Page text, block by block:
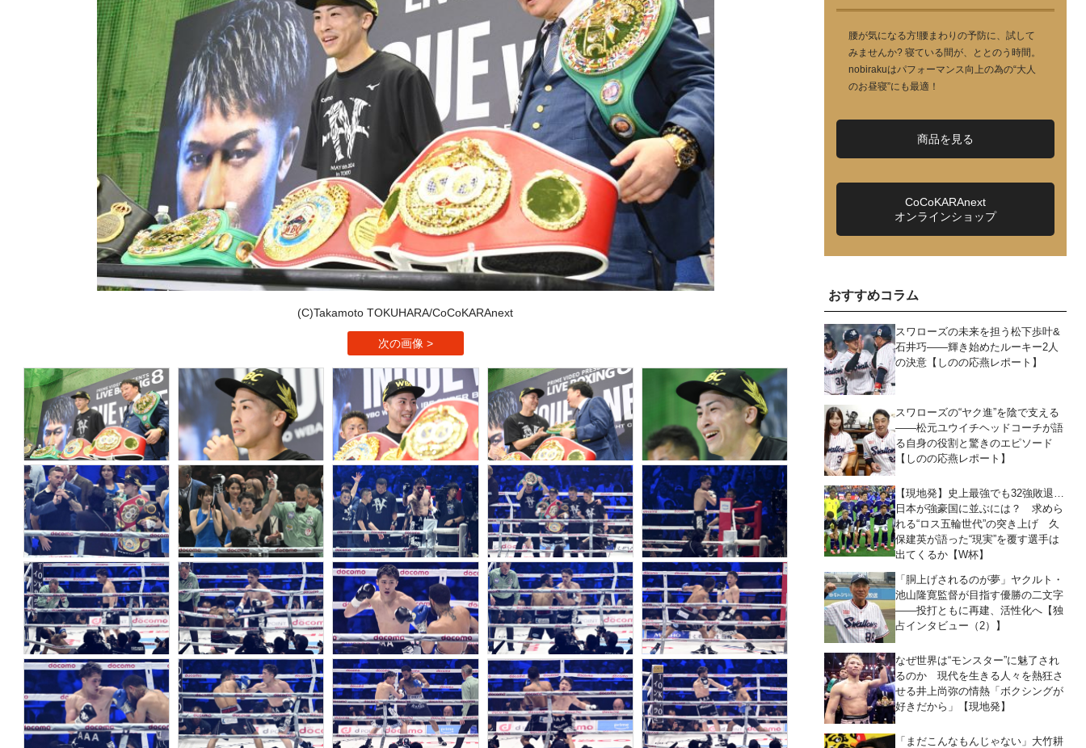
(C)Takamoto TOKUHARA/CoCoKARAnext
次の画像 >
腰が気になる方!腰まわりの予防に、試して
みませんか? 寝ている間が、ととのう時間。
nobirakuはパフォーマンス向上の為の“大人
のお昼寝”にも最適！
商品を見る
CoCoKARAnext
オンラインショップ
おすすめコラム
スワローズの未来を担う松下歩叶&
石井巧――輝き始めたルーキー2人
の決意【しのの応燕レポート】
スワローズの“ヤク進”を陰で支える
――松元ユウイチヘッドコーチが語
る自身の役割と驚きのエピソード
【しのの応燕レポート】
【現地発】史上最強でも32強敗退…
日本が強豪国に並ぶには？ 求めら
れる“ロス五輪世代”の突き上げ 久
保建英が語った“現実”を覆す選手は
出てくるか【W杯】
「胴上げされるのが夢」ヤクルト・
池山隆寛監督が目指す優勝の二文字
――投打ともに再建、活性化へ【独
占インタビュー（2）】
なぜ世界は“モンスター”に魅了され
るのか 現代を生きる人々を熱狂さ
せる井上尚弥の情熱「ボクシングが
好きだから」【現地発】
「まだこんなもんじゃない」大竹耕